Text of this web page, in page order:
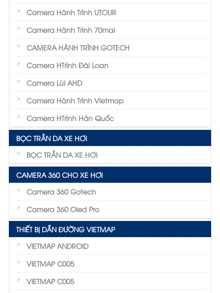
Camera Hành Trình UTOUR
Camera Hành Trình 70mai
CAMERA HÀNH TRÌNH GOTECH
Camera HTrình Đài Loan
Camera Lùi AHD
Camera Hành Trình Vietmap
Camera HTrình Hàn Quốc
BỌC TRẦN DA XE HƠI
BỌC TRẦN DA XE HƠI
CAMERA 360 CHO XE HƠI
Camera 360 Gotech
Camera 360 Oled Pro
THIẾT BỊ DẪN ĐƯỜNG VIETMAP
VIETMAP ANDROID
VIETMAP C005
VIETMAP C005